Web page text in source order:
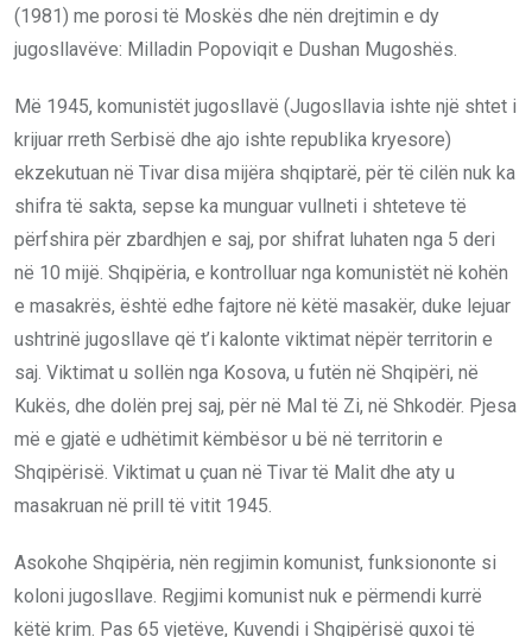
(1981) me porosi të Moskës dhe nën drejtimin e dy
jugosllavëve: Milladin Popoviqit e Dushan Mugoshës.
Më 1945, komunistët jugosllavë (Jugosllavia ishte një shtet i
krijuar rreth Serbisë dhe ajo ishte republika kryesore)
ekzekutuan në Tivar disa mijëra shqiptarë, për të cilën nuk ka
shifra të sakta, sepse ka munguar vullneti i shteteve të
përfshira për zbardhjen e saj, por shifrat luhaten nga 5 deri
në 10 mijë. Shqipëria, e kontrolluar nga komunistët në kohën
e masakrës, është edhe fajtore në këtë masakër, duke lejuar
ushtrinë jugosllave që t’i kalonte viktimat nëpër territorin e
saj. Viktimat u sollën nga Kosova, u futën në Shqipëri, në
Kukës, dhe dolën prej saj, për në Mal të Zi, në Shkodër. Pjesa
më e gjatë e udhëtimit këmbësor u bë në territorin e
Shqipërisë. Viktimat u çuan në Tivar të Malit dhe aty u
masakruan në prill të vitit 1945.
Asokohe Shqipëria, nën regjimin komunist, funksiononte si
koloni jugosllave. Regjimi komunist nuk e përmendi kurrë
këtë krim. Pas 65 vjetëve, Kuvendi i Shqipërisë guxoi të